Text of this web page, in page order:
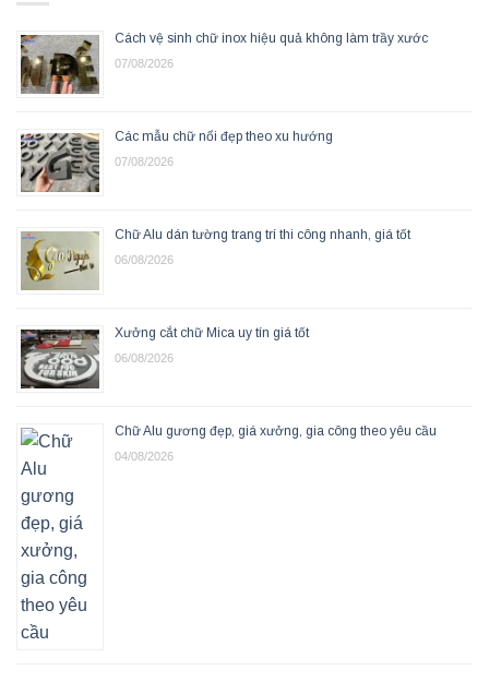
Cách vệ sinh chữ inox hiệu quả không làm trầy xước
07/08/2026
Các mẫu chữ nổi đẹp theo xu hướng
07/08/2026
Chữ Alu dán tường trang trí thi công nhanh, giá tốt
06/08/2026
Xưởng cắt chữ Mica uy tín giá tốt
06/08/2026
Chữ Alu gương đẹp, giá xưởng, gia công theo yêu cầu
04/08/2026